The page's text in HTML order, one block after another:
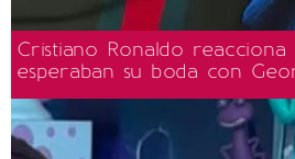
Cristiano Ronaldo reacciona
esperaban su boda con